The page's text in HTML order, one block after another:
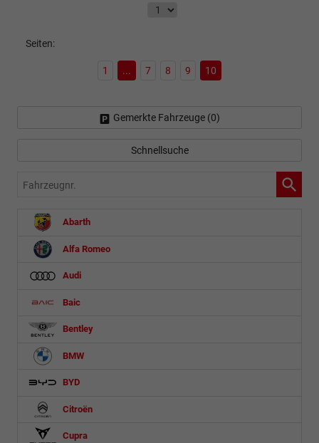
Seiten:
1 ... 7 8 9 10
Gemerkte Fahrzeuge (0)
Schnellsuche
Fahrzeugnr.
Abarth
Alfa Romeo
Audi
Baic
Bentley
BMW
BYD
Citroën
Cupra